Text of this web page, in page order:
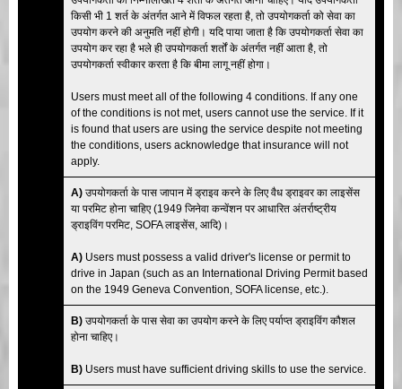
किसी भी 1 शर्त के अंतर्गत आने में विफल रहता है, तो उपयोगकर्ता को सेवा का
उपयोग करने की अनुमति नहीं होगी। यदि पाया जाता है कि उपयोगकर्ता सेवा का
उपयोग कर रहा है भले ही उपयोगकर्ता शर्तों के अंतर्गत नहीं आता है, तो
उपयोगकर्ता स्वीकार करता है कि बीमा लागू नहीं होगा।
Users must meet all of the following 4 conditions. If any one
of the conditions is not met, users cannot use the service. If it
is found that users are using the service despite not meeting
the conditions, users acknowledge that insurance will not
apply.
A) उपयोगकर्ता के पास जापान में ड्राइव करने के लिए वैध ड्राइवर का लाइसेंस
या परमिट होना चाहिए (1949 जिनेवा कन्वेंशन पर आधारित अंतर्राष्ट्रीय
ड्राइविंग परमिट, SOFA लाइसेंस, आदि)।
A) Users must possess a valid driver's license or permit to
drive in Japan (such as an International Driving Permit based
on the 1949 Geneva Convention, SOFA license, etc.).
B) उपयोगकर्ता के पास सेवा का उपयोग करने के लिए पर्याप्त ड्राइविंग कौशल
होना चाहिए।
B) Users must have sufficient driving skills to use the service.